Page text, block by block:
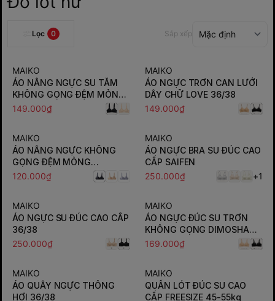
Lọc 0 Sắp xếp
MAIKO
ÁO NÂNG NGỰC SU TĂM
KHÔNG GỌNG ĐỆM MỎNG
36/38/40
149.000₫
MAIKO
ÁO NGỰC TRƠN CAN LƯỚI
DÂY CHỮ LOVE 36/38
149.000₫
MAIKO
ÁO NÂNG NGỰC KHÔNG
GỌNG ĐỆM MỎNG
36/38/40/42
120.000₫
MAIKO
ÁO NGỰC BRA SU ĐÚC CAO
CẤP SAIFEN
250.000₫
+1
MAIKO
ÁO NGỰC SU ĐÚC CAO CẤP
36/38
250.000₫
MAIKO
ÁO NGỰC ĐÚC SU TRƠN
KHÔNG GỌNG DIMOSHA
36/38/40
169.000₫
MAIKO
ÁO QUÂY NGỰC THÔNG
HƠI 36/38
MAIKO
QUẦN LÓT ĐÚC SU CAO
CẤP FREESIZE 45-55kg